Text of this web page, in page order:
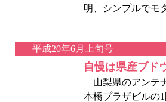
明、シンプルでモ
平成20年6月上旬号
自慢は県産ブド
山梨県のアンテ
本橋プラザビルの